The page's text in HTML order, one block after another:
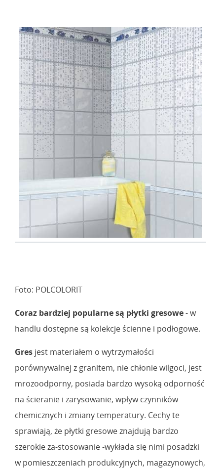
Foto: POLCOLORIT
Coraz bardziej popularne są płytki gresowe- w
handlu dostępne są kolekcje ścienne i podłogowe.
Gres jest materiałem o wytrzymałości
porównywalnej z granitem, nie chłonie wilgoci, jest
mrozoodporny, posiada bardzo wysoką odporność
na ścieranie i zarysowanie, wpływ czynników
chemicznych i zmiany temperatury. Cechy te
sprawiają, że płytki gresowe znajdują bardzo
szerokie za-stosowanie -wykłada się nimi posadzki
w pomieszczeniach produkcyjnych, magazynowych,